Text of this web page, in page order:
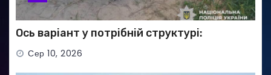
Ось варіант у потрібній структурі:
Сер 10, 2026